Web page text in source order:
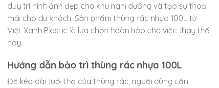
duy trì hình ảnh đẹp cho khu nghỉ dưỡng và tạo sự thoải
mái cho du khách. Sản phẩm thùng rác nhựa 100L từ
Việt Xanh Plastic là lựa chọn hoàn hảo cho việc thay thế
này.
Hướng dẫn bảo trì thùng rác nhựa 100L
Để kéo dài tuổi thọ của thùng rác, người dùng cần